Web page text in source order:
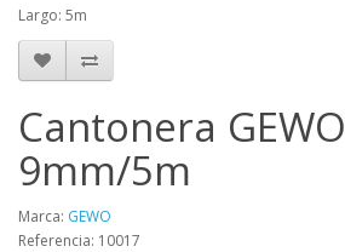
Largo: 5m
Cantonera GEWO
9mm/5m
Marca: GEWO
Referencia: 10017